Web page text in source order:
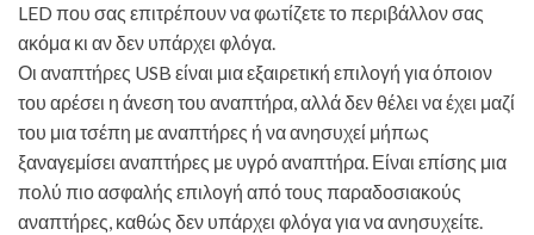
LED που σας επιτρέπουν να φωτίζετε το περιβάλλον σας
ακόμα κι αν δεν υπάρχει φλόγα.
Οι αναπτήρες USB είναι μια εξαιρετική επιλογή για όποιον
του αρέσει η άνεση του αναπτήρα, αλλά δεν θέλει να έχει μαζί
του μια τσέπη με αναπτήρες ή να ανησυχεί μήπως
ξαναγεμίσει αναπτήρες με υγρό αναπτήρα. Είναι επίσης μια
πολύ πιο ασφαλής επιλογή από τους παραδοσιακούς
αναπτήρες, καθώς δεν υπάρχει φλόγα για να ανησυχείτε.